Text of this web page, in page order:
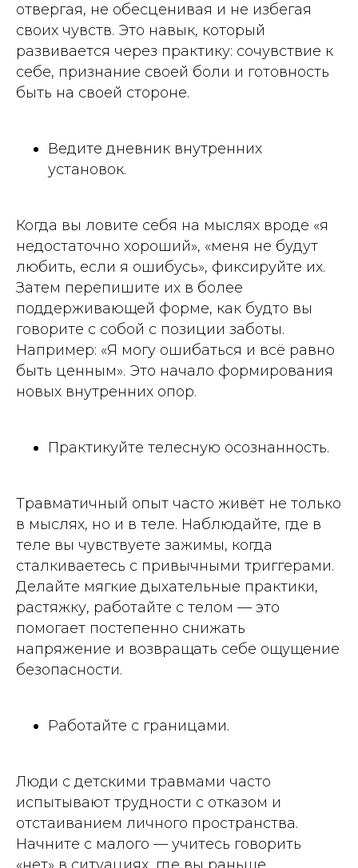
отвергая, не обесценивая и не избегая
своих чувств. Это навык, который
развивается через практику: сочувствие к
себе, признание своей боли и готовность
быть на своей стороне.
Ведите дневник внутренних
установок.
Когда вы ловите себя на мыслях вроде «я
недостаточно хороший», «меня не будут
любить, если я ошибусь», фиксируйте их.
Затем перепишите их в более
поддерживающей форме, как будто вы
говорите с собой с позиции заботы.
Например: «Я могу ошибаться и всё равно
быть ценным». Это начало формирования
новых внутренних опор.
Практикуйте телесную осознанность.
Травматичный опыт часто живёт не только
в мыслях, но и в теле. Наблюдайте, где в
теле вы чувствуете зажимы, когда
сталкиваетесь с привычными триггерами.
Делайте мягкие дыхательные практики,
растяжку, работайте с телом — это
помогает постепенно снижать
напряжение и возвращать себе ощущение
безопасности.
Работайте с границами.
Люди с детскими травмами часто
испытывают трудности с отказом и
отстаиванием личного пространства.
Начните с малого — учитесь говорить